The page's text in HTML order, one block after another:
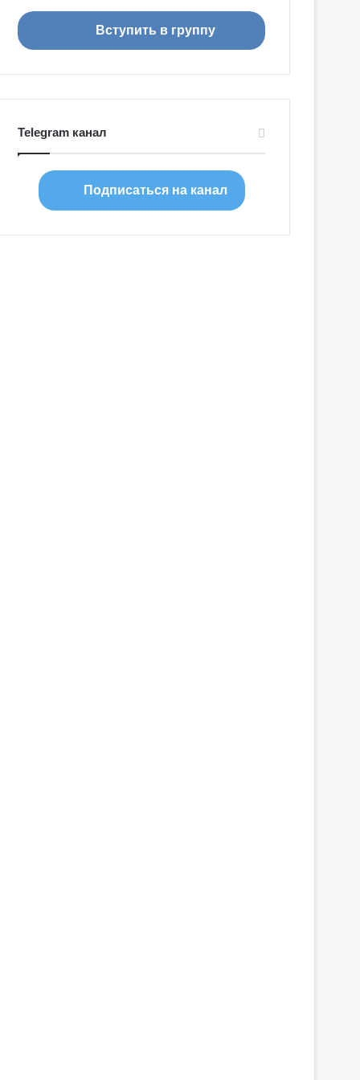
я
Вступить в группу
Telegram канал
Подписаться на канал